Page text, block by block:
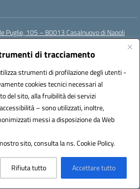
di tracciamento
strumenti di profilazione degli utenti -
cookies tecnici necessari al
del sito, alla fruibilità dei servizi
– sono utilizzati, inoltre,
messi a disposizione da Web
sito, consulta la ns. Cookie Policy.
Rifiuta tutto Accettare tutto
Puglie, 105 – 80013 Casalnuovo di Napoli
(CUF): UFDMFG
Powered by 3D Solution S.r.l.
Design by Designers Italia